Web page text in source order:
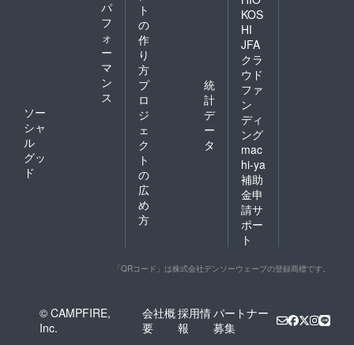
パ
フ
ォ
ー
マ
ン
ス
ソー
シャ
ル
グッ
ド
ト
の
作
り
方
プ
ロ
ジ
ェ
ク
ト
の
広
め
方
統
計
デ
ー
タ
KOS
HI
JFA
クラ
ウド
ファ
ン
ディ
ング
mac
hi-ya
補助
金申
請サ
ポー
ト
「QRコード」は株式会社デンソーウェーブの登録商標です。
© CAMPFIRE,
Inc.
会社概
要
採用情
報
パートナー
募集